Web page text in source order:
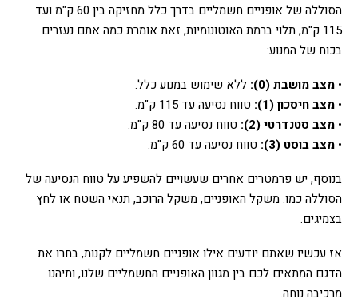
הסוללה של אופניים חשמליים בדרך כלל מחזיקה בין 60 ק"מ ועד
115 ק"מ, תלוי ברמת האוטונומיות, זאת אומרת כמה אתם נעזרים
בכוח של המנוע:
• מצב מושבת (0):
ללא שימוש במנוע כלל.
• מצב חיסכון (1):
טווח נסיעה עד 115 ק"מ.
• מצב סטנדרטי (2):
טווח נסיעה עד 80 ק"מ.
• מצב בוסט (3):
טווח נסיעה עד 60 ק"מ.
בנוסף, יש פרמטרים אחרים שעשויים להשפיע על טווח הנסיעה של
הסוללה כמו: משקל האופניים, משקל הרוכב, תנאי השטח או לחץ
בצמיגים.
אז עכשיו שאתם יודעים אילו אופניים חשמליים לקנות, בחרו את
הדגם המתאים לכם בין מגוון האופניים החשמליים שלנו, ותיהנו
מרכיבה נוחה.